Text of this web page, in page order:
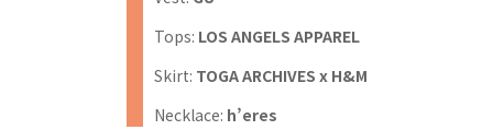
Tops: LOS ANGELS APPAREL
Skirt: TOGA ARCHIVES x H&M
Necklace: h’eres